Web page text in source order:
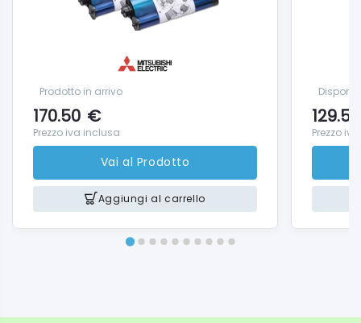
Prodotto in arrivo
170.50 €
Prezzo iva inclusa
Vai al Prodotto
Aggiungi al carrello
129.50
Prezzo